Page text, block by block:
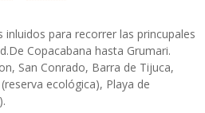
para recorrer las princupales
Copacabana hasta Grumari.
San Conrado, Barra de Tijuca,
ecológica), Playa de